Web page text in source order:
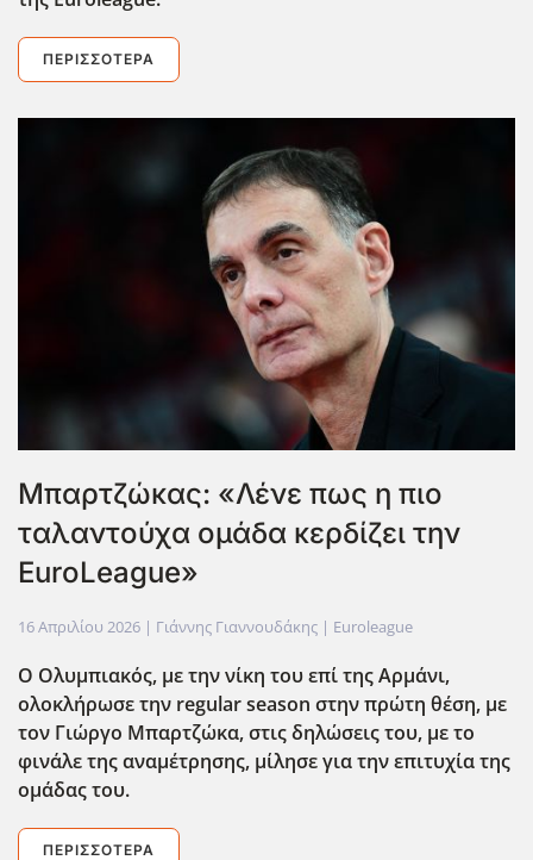
ΠΕΡΙΣΣΌΤΕΡΑ
Μπαρτζώκας: «Λένε πως η πιο
ταλαντούχα ομάδα κερδίζει την
EuroLeague»
16 Απριλίου 2026 | Γιάννης Γιαννουδάκης | Euroleague
Ο Ολυμπιακός, με την νίκη του επί της Αρμάνι,
ολοκλήρωσε την regularseason στην πρώτη θέση, με
τον Γιώργο Μπαρτζώκα, στις δηλώσεις του, με το
φινάλε της αναμέτρησης, μίλησε για την επιτυχία της
ομάδας του.
ΠΕΡΙΣΣΌΤΕΡΑ